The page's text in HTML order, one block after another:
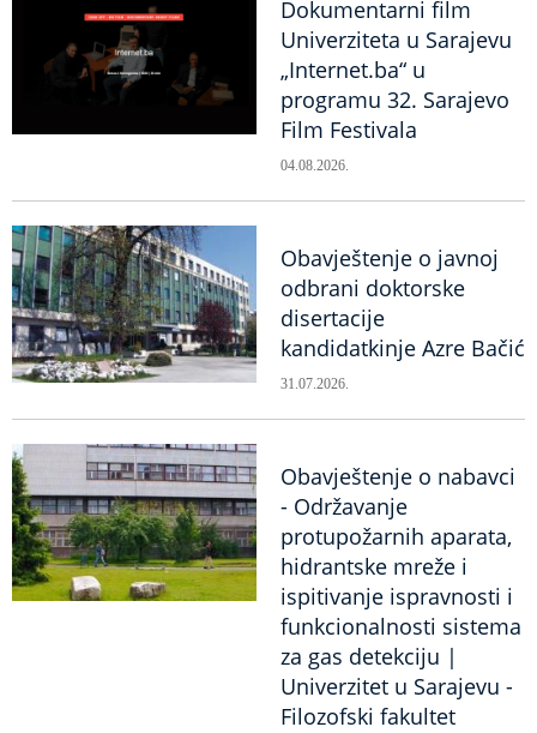
Dokumentarni film
Univerziteta u Sarajevu
„Internet.ba“ u
programu 32. Sarajevo
Film Festivala
04.08.2026.
Obavještenje o javnoj
odbrani doktorske
disertacije
kandidatkinje Azre Bačić
31.07.2026.
Obavještenje o nabavci
- Održavanje
protupožarnih aparata,
hidrantske mreže i
ispitivanje ispravnosti i
funkcionalnosti sistema
za gas detekciju |
Univerzitet u Sarajevu -
Filozofski fakultet